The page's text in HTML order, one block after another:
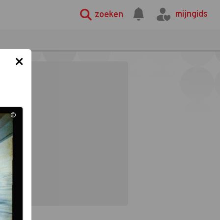
zoeken mijngids
×
©